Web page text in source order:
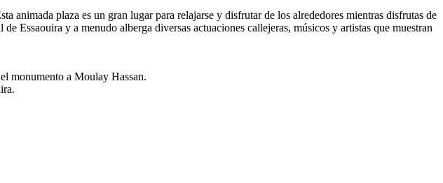
animada plaza es un gran lugar para relajarse y disfrutar de los alrededores mientras disfrutas de
Essaouira y a menudo alberga diversas actuaciones callejeras, músicos y artistas que muestran
monumento a Moulay Hassan.